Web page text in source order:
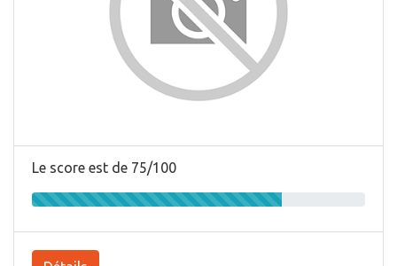
Le score est de 75/100